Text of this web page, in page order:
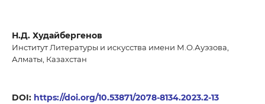
Н.Д. Худайбергенов
Институт Литературы и искусства имени М.О.Ауэзова,
Алматы, Казахстан
DOI: https://doi.org/10.53871/2078-8134.2023.2-13